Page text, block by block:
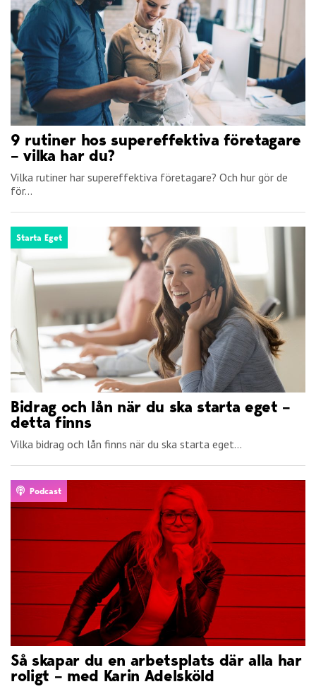
9 rutiner hos supereffektiva företagare
– vilka har du?
Vilka rutiner har supereffektiva företagare? Och hur gör de
för...
Starta Eget
Bidrag och lån när du ska starta eget –
detta finns
Vilka bidrag och lån finns när du ska starta eget...
Podcast
Så skapar du en arbetsplats där alla har
roligt – med Karin Adelsköld